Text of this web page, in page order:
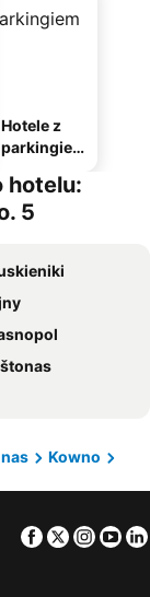
Hotele z
parkingie
hotelu:
5
Kowno
Facebook
Twitter